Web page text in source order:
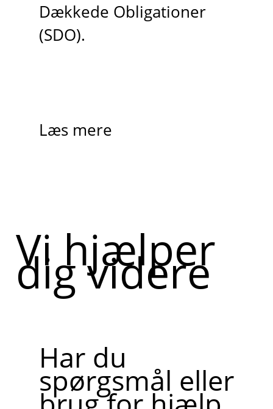
Dækkede Obligationer
(SDO).
Læs mere
Vi hjælper
dig videre
Har du
spørgsmål eller